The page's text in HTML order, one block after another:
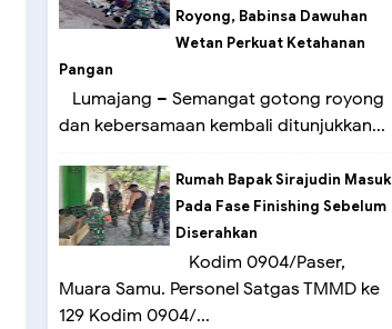
Royong, Babinsa Dawuhan
Wetan Perkuat Ketahanan
Pangan
Lumajang – Semangat gotong royong
dan kebersamaan kembali ditunjukkan...
Rumah Bapak Sirajudin Masuk
Pada Fase Finishing Sebelum
Diserahkan
Kodim 0904/Paser,
Muara Samu. Personel Satgas TMMD ke
129 Kodim 0904/...